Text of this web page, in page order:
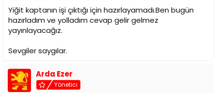
Yiğit kaptanın işi çıktığı için hazırlayamadı.Ben bugün
hazırladım ve yolladım cevap gelir gelmez
yayınlayacağız.
Sevgiler saygılar.
Arda Ezer
Yönetici